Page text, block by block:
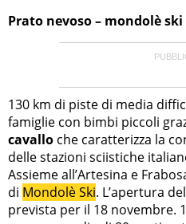
Prato nevoso – mondolè
130 km di piste di media
famiglie con bimbi piccoli
cavallo che caratterizza la
delle stazioni sciistiche
Assieme all’Artesina e
di Mondolè Ski. L’apertura
prevista per il 18 novembre.